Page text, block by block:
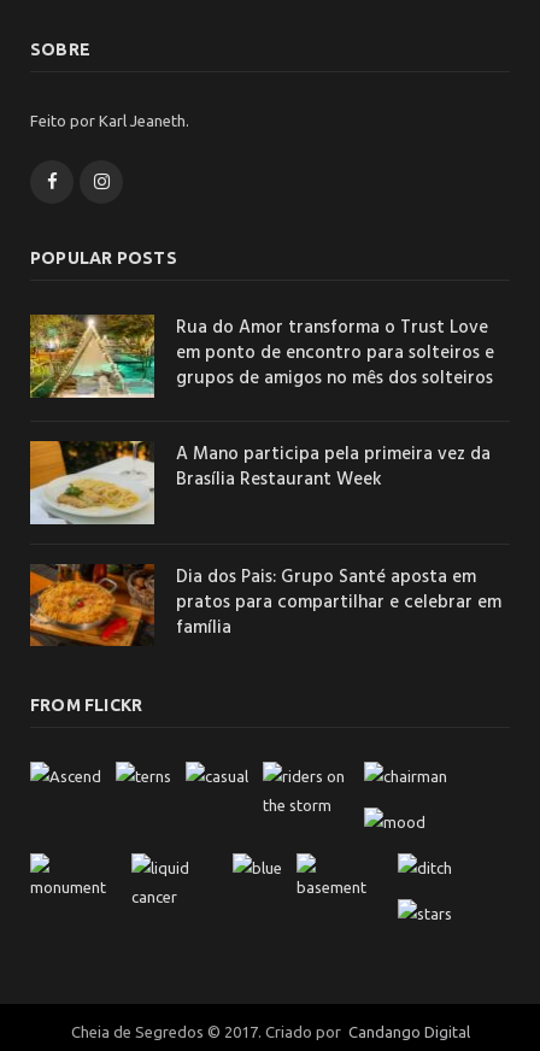
SOBRE
Feito por Karl Jeaneth.
FacebookInstagram
POPULAR POSTS
Rua do Amor transforma o Trust Love
em ponto de encontro para solteiros e
grupos de amigos no mês dos solteiros
A Mano participa pela primeira vez da
Brasília Restaurant Week
Dia dos Pais: Grupo Santé aposta em
pratos para compartilhar e celebrar em
família
FROM FLICKR
Cheia de Segredos © 2017. Criado por Candango Digital